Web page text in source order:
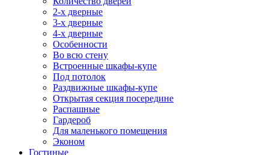
2-х дверные
3-х дверные
4-х дверные
Особенности
Во всю стену
Встроенные шкафы-купе
Под потолок
Раздвижные шкафы-купе
Открытая секция посередине
Распашные
Гардероб
Для маленького помещения
Эконом
Гостиные